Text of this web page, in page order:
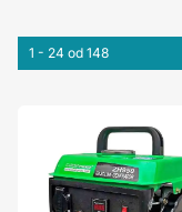
1 - 24 od 148